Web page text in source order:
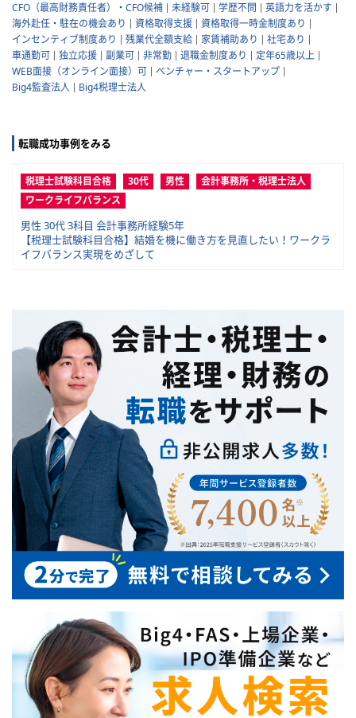
CFO（最高財務責任者）・CFO候補
未経験可 学歴不問
英語力を活かす
海外赴任・駐在の機会あり
資格取得支援
資格取得一時金制度あり
インセンティブ制度あり
残業代全額支給 家賃補助あり
社宅あり
車通勤可
独立応援 副業可 非常勤 退職金制度あり
定年65歳以上
WEB面接（オンライン面接）可
ベンチャー・スタートアップ
Big4監査法人
Big4税理士法人
転職成功事例をみる
税理士試験科目合格 30代 男性
会計事務所・税理士法人
ワークライフバランス
男性 30代 3科目 会計事務所経験5年
【税理士試験科目合格】結婚を機に働き方を見直したい！ワークラ
イフバランス実現をめざして